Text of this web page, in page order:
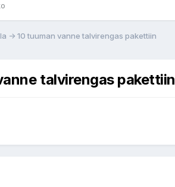
-> 10 tuuman vanne talvirengas pakettiin
talvirengas pakettiin